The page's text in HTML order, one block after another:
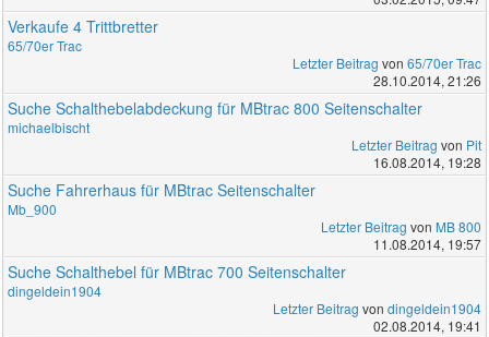
Verkaufe 4 Trittbretter
65/70er Trac
Letzter Beitrag von 65/70er Trac
28.10.2014, 21:26
Suche Schalthebelabdeckung für MBtrac 800 Seitenschalter
michaelbischt
Letzter Beitrag von Pit
16.08.2014, 19:28
Suche Fahrerhaus für MBtrac Seitenschalter
Mb_900
Letzter Beitrag von MB 800
11.08.2014, 19:57
Suche Schalthebel für MBtrac 700 Seitenschalter
dingeldein1904
Letzter Beitrag von dingeldein1904
02.08.2014, 19:41